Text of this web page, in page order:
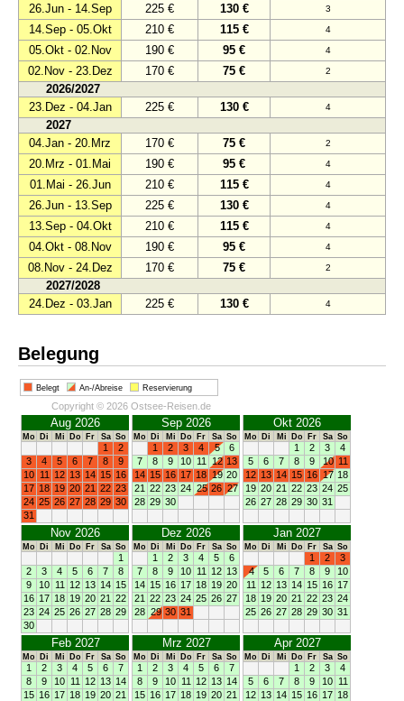
26.Jun - 14.Sep
225 € 130 € 3
14.Sep - 05.Okt 210 € 115 € 4
05.Okt - 02.Nov 190 € 95 € 4
02.Nov - 23.Dez 170 € 75 € 2
2026/2027
23.Dez - 04.Jan
225 € 130 € 4
2027
04.Jan - 20.Mrz
170 € 75 € 2
20.Mrz - 01.Mai 190 € 95 € 4
01.Mai - 26.Jun 210 € 115 € 4
26.Jun - 13.Sep 225 € 130 € 4
13.Sep - 04.Okt 210 € 115 € 4
04.Okt - 08.Nov 190 € 95 € 4
08.Nov - 24.Dez 170 € 75 € 2
2027/2028
24.Dez - 03.Jan
225 € 130 € 4
Belegung
Belegt An-/Abreise Reservierung
Copyright © 2026 Ostsee-Reisen.de
Aug 2026
Mo Di Mi Do Fr Sa So
1
2
3
4 5 6 7 8
9
10 11 12 13 14 15 16
17 18 19 20 21 22 23
24 25 26 27 28 29 30
31
Sep 2026
Mo Di Mi Do Fr Sa So
1 2 3 4 5
6
7
8 9 10 11 12 13
14 15 16 17 18 19 20
21 22 23 24 25 26 27
28 29 30
Okt 2026
Mo Di Mi Do Fr Sa So
1 2 3
4
5
6 7 8 9 10 11
12 13 14 15 16 17 18
19 20 21 22 23 24 25
26 27 28 29 30 31
Nov 2026
Mo Di Mi Do Fr Sa So
1
2
3 4 5 6 7
8
9
10 11 12 13 14 15
16 17 18 19 20 21 22
23 24 25 26 27 28 29
30
Dez 2026
Mo Di Mi Do Fr Sa So
1 2 3 4 5
6
7
8 9 10 11 12 13
14 15 16 17 18 19 20
21 22 23 24 25 26 27
28 29 30 31
Jan 2027
Mo Di Mi Do Fr Sa So
1 2
3
4
5 6 7 8 9
10
11
12 13 14 15 16 17
18 19 20 21 22 23 24
25 26 27 28 29 30 31
Feb 2027
Mo Di Mi Do Fr Sa So
1 2 3 4 5 6
7
8
9 10 11 12 13 14
15 16 17 18 19 20 21
Mrz 2027
Mo Di Mi Do Fr Sa So
1 2 3 4 5 6
7
8
9 10 11 12 13 14
15 16 17 18 19 20 21
Apr 2027
Mo Di Mi Do Fr Sa So
1 2 3
4
5
6 7 8 9 10 11
12 13 14 15 16 17 18